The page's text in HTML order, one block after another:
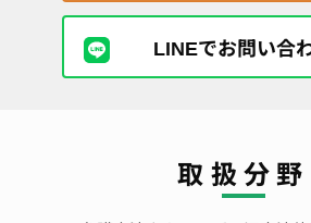
LINEでお問い合
取扱分野